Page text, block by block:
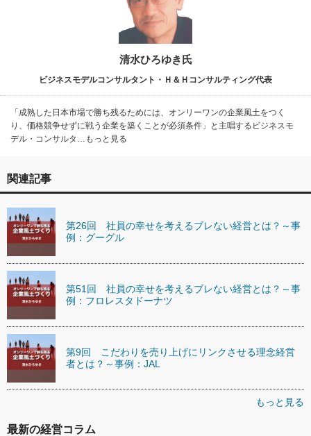
清水ひろゆき氏
ビジネスモデルコンサルタント・Ｈ＆Ｈコンサルティング代表
「成熟した日本市場で勝ち残るためには、オンリーワンの企業風土をつく
り、価格競争せずに戦う企業を築くことが必須条件」と主唱するビジネスモ
デル・コンサルタ…もっと見る
関連記事
第26回 社員の幸せを考えるブレない経営とは？～事
例：グーグル
第51回 社員の幸せを考えるブレない経営とは？～事
例：フロレスタドーナツ
第9回 こだわりを売り上げにリンクさせる理念経営
者とは？～事例：JAL
もっと見る
最新の経営コラム